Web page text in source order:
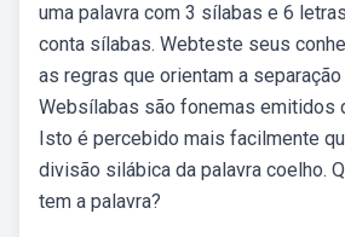
uma palavra com 3 sílabas e 6
conta sílabas. Webteste seus
as regras que orientam a
Websílabas são fonemas emitidos
Isto é percebido mais facilmente
divisão silábica da palavra coelho.
tem a palavra?